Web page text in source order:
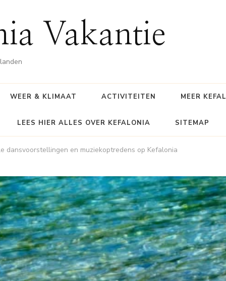
Vakantie
WEER & KLIMAAT ACTIVITEITEN MEER
LEES HIER ALLES OVER KEFALONIA SITEMAP
dansvoorstellingen en muziekoptredens op Kefalonia